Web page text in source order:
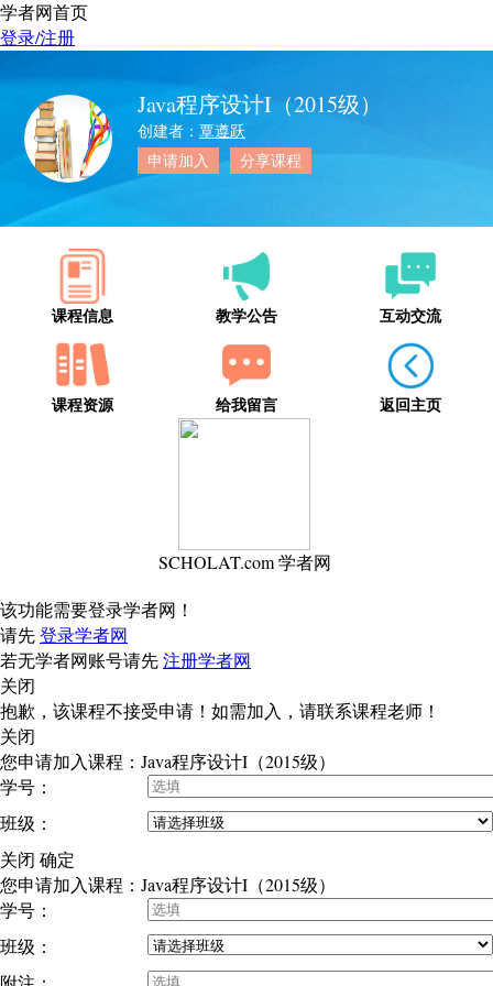
学者网首页
登录/注册
Java程序设计I（2015级）
创建者： 覃遵跃
申请加入
分享课程
课程信息 教学公告 互动交流
课程资源 给我留言 返回主页
SCHOLAT.com 学者网
该功能需要登录学者网！
请先登录学者网
若无学者网账号请先注册学者网
关闭
抱歉，该课程不接受申请！如需加入，请联系课程老师！
关闭
您申请加入课程：Java程序设计I（2015级）
学号：
班级：
关闭 确定
您申请加入课程：Java程序设计I（2015级）
学号：
班级：